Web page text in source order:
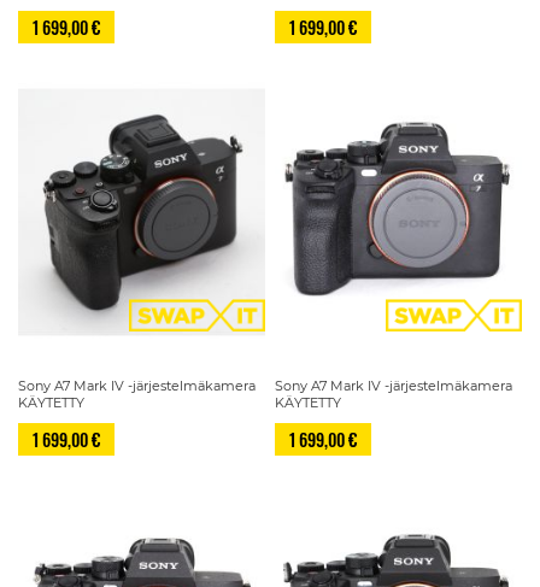
1 699,00 € 1 699,00 €
Sony A7 Mark IV -järjestelmäkamera
KÄYTETTY
1 699,00 €
Sony A7 Mark IV -järjestelmäkamera
KÄYTETTY
1 699,00 €